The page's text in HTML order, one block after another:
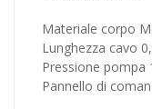
Materiale corpo
Lunghezza cavo
Pressione pompa
Pannello di